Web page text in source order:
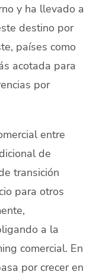
y ha llevado a
destino por
países como
acotada para
por
entre
de
transición
para otros
a la
comercial. En
por crecer en